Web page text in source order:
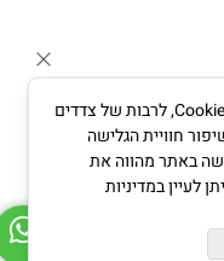
לידיעתך, באתרנו נעשה שימוש בקבצי Cookies, לרבות של צדדים
חוויית הגלישה
באתר מהווה את
במדיניות